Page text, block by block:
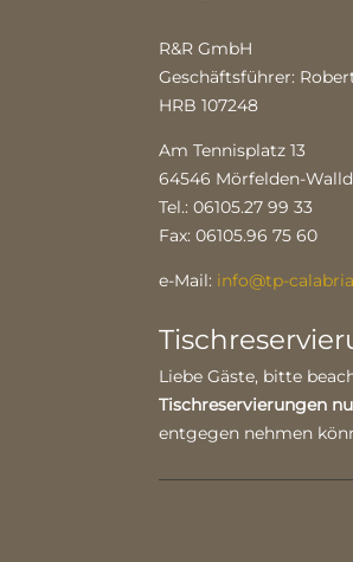
R&R GmbH
Geschäftsführer:
HRB 107248
Am Tennisplatz 13
64546 Mörfelden-
Tel.: 06105.27 99 33
Fax: 06105.96 75 60
e-Mail: info@tp-
Liebe Gäste, bitte
Tischreservierungen
entgegen nehmen